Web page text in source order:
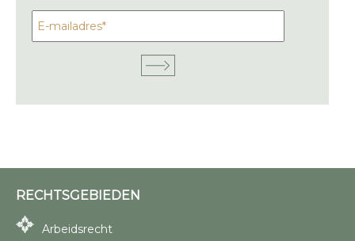
RECHTSGEBIEDEN
Arbeidsrecht